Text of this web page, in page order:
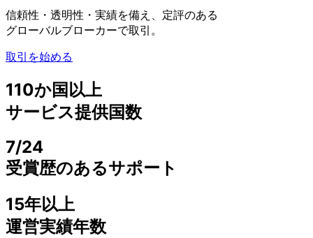
信頼性・ 透明性・ 実績を備え、 定評のある
グローバルブローカーで取引。
取引を始める
110か国以上
サービス提供国数
7/24
受賞歴のあるサポート
15年以上
運営実績年数